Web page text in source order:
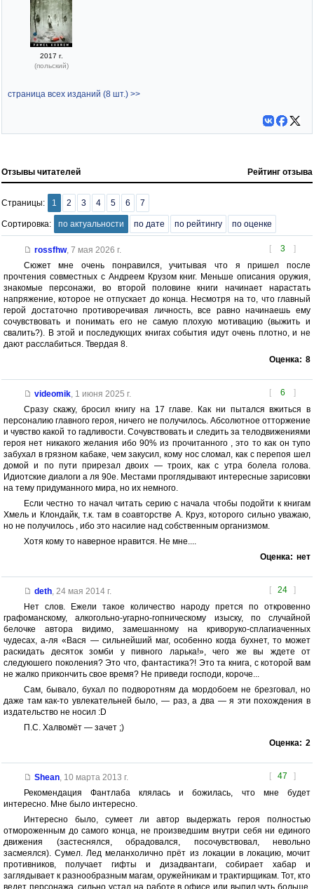
2017 г.
(польский)
страница всех изданий (8 шт.) >>
Отзывы читателей Рейтинг отзыва
Страницы: 1 2 3 4 5 6 7
Сортировка: по актуальности по дате по рейтингу по оценке
[ 3 ]
rossfhw, 7 мая 2026 г.
Сюжет мне очень понравился, учитывая что я пришел после
прочтения совместных с Андреем Крузом книг. Меньше описания оружия,
знакомые персонажи, во второй половине книги начинает нарастать
напряжение, которое не отпускает до конца. Несмотря на то, что главный
герой достаточно противоречивая личность, все равно начинаешь ему
сочувствовать и понимать его не самую плохую мотивацию (выжить и
свалить?). В этой и последующих книгах события идут очень плотно, и не
дают расслабиться. Твердая 8.
Оценка: 8
[ 6 ]
videomik, 1 июня 2025 г.
Сразу скажу, бросил книгу на 17 главе. Как ни пытался вжиться в
персоналию главного героя, ничего не получилось. Абсолютное отторжение
и чувство какой то гадливости. Сочувствовать и следить за телодвижениями
героя нет никакого желания ибо 90% из прочитанного , это то как он тупо
забухал в грязном кабаке, чем закусил, кому нос сломал, как с перепоя шел
домой и по пути прирезал двоих — троих, как с утра болела голова.
Идиотские диалоги а ля 90е. Местами проглядывают интересные зарисовки
на тему придуманного мира, но их немного.
Если честно то начал читать серию с начала чтобы подойти к книгам
Хмель и Клондайк, т.к. там в соавторстве А. Круз, которого сильно уважаю,
но не получилось , ибо это насилие над собственным организмом.
Хотя кому то наверное нравится. Не мне....
Оценка: нет
[ 24 ]
deth, 24 мая 2014 г.
Нет слов. Ежели такое количество народу прется по откровенно
графоманскому, алкогольно-угарно-гопническому изыску, по случайной
белочке автора видимо, замешанному на криворуко-сплагиаченных
чудесах, а-ля «Вася — сильнейший маг, особенно когда бухнет, то может
раскидать десяток зомби у пивного ларька!», чего же вы ждете от
следуюшего поколения? Это что, фантастика?! Это та книга, с которой вам
не жалко прикончить свое время? Не приведи господи, короче...
Сам, бывало, бухал по подворотням да мордобоем не брезговал, но
даже там как-то увлекательней было, — раз, а два — я эти похождения в
издательство не носил :D
П.С. Халвомёт — зачет ;)
Оценка: 2
[ 47 ]
Shean, 10 марта 2013 г.
Рекомендация Фантлаба клялась и божилась, что мне будет
интересно. Мне было интересно.
Интересно было, сумеет ли автор выдержать героя полностью
отмороженным до самого конца, не произведшим внутри себя ни единого
движения (застеснялся, обрадовался, посочувствовал, невольно
засмеялся). Сумел. Лед меланхолично прёт из локации в локацию, мочит
противников, получает гифты и дизадвантаги, собирает хабар и
заглядывает к разнообразным магам, оружейникам и трактирщикам. Тот, кто
ведет персонажа, сильно устал на работе в офисе или выпил чуть больше,